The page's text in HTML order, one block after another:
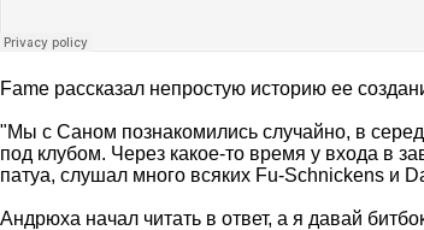
Fame рассказал непростую историю ее
"Мы с Саном познакомились случайно, в
под клубом. Через какое-то время у входа в
патуа, слушал много всяких Fu-Schnickens и
Андрюха начал читать в ответ, а я давай